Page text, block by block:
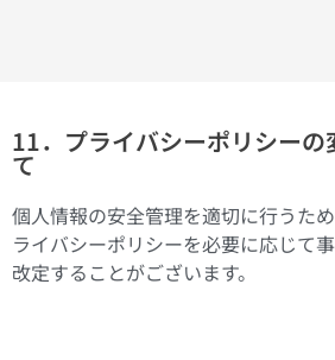
11．プライバシーポリシーの
て
個人情報の安全管理を適切に行うため
ライバシーポリシーを必要に応じて
改定することがございます。